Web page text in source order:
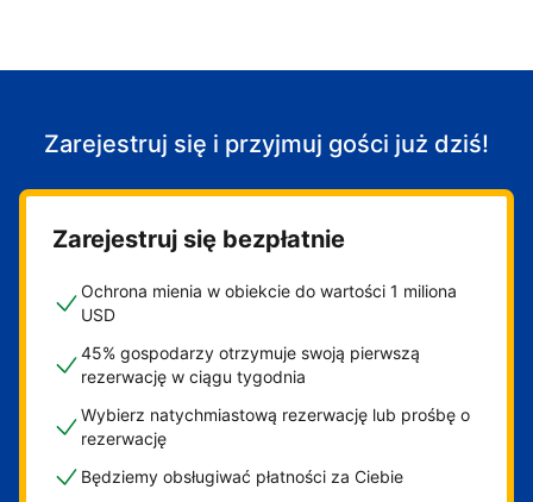
Zarejestruj się i przyjmuj gości już dziś!
Zarejestruj się bezpłatnie
Ochrona mienia w obiekcie do wartości 1 miliona
USD
45% gospodarzy otrzymuje swoją pierwszą
rezerwację w ciągu tygodnia
Wybierz natychmiastową rezerwację lub prośbę o
rezerwację
Będziemy obsługiwać płatności za Ciebie